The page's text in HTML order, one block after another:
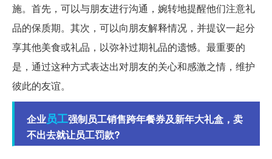
施。首先，可以与朋友进行沟通，婉转地提醒他们注意礼
品的保质期。其次，可以向朋友解释情况，并提议一起分
享其他美食或礼品，以弥补过期礼品的遗憾。最重要的
是，通过这种方式表达出对朋友的关心和感激之情，维护
彼此的友谊。
企业员工强制员工销售跨年餐券及新年大礼盒，卖
不出去就让员工罚款?